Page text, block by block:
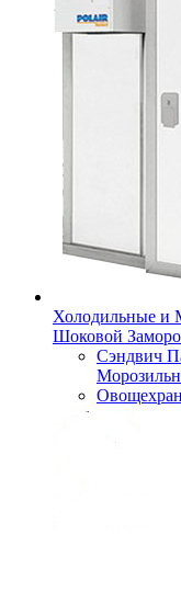
Холодильные и
Шоковой
Сэндвич